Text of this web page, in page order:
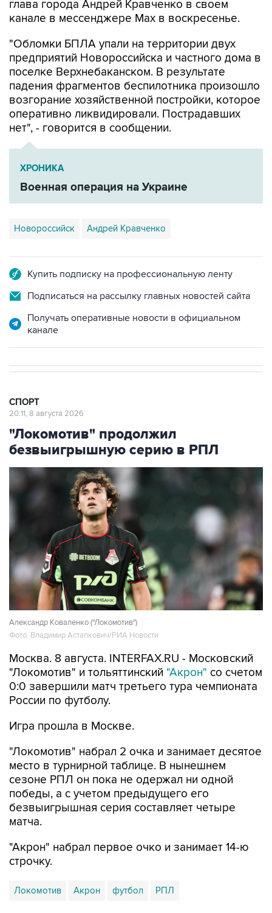
глава города Андрей Кравченко в своем
канале в мессенджере Max в воскресенье.
"Обломки БПЛА упали на территории двух
предприятий Новороссийска и частного дома в
поселке Верхнебаканском. В результате
падения фрагментов беспилотника произошло
возгорание хозяйственной постройки, которое
оперативно ликвидировали. Пострадавших
нет", - говорится в сообщении.
ХРОНИКА
Военная операция на Украине
Новороссийск Андрей Кравченко
Купить подписку на профессиональную ленту
Подписаться на рассылку главных новостей сайта
Получать оперативные новости в официальном
канале
СПОРТ
20:11, 8 августа 2026
"Локомотив" продолжил
безвыигрышную серию в РПЛ
Александр Коваленко ("Локомотив")
Фото: Владимир Астапкович/РИА Новости
Москва. 8 августа. INTERFAX.RU - Московский
"Локомотив" и тольяттинский "Акрон" со счетом
0:0 завершили матч третьего тура чемпионата
России по футболу.
Игра прошла в Москве.
"Локомотив" набрал 2 очка и занимает десятое
место в турнирной таблице. В нынешнем
сезоне РПЛ он пока не одержал ни одной
победы, а с учетом предыдущего его
безвыигрышная серия составляет четыре
матча.
"Акрон" набрал первое очко и занимает 14-ю
строчку.
Локомотив Акрон футбол РПЛ